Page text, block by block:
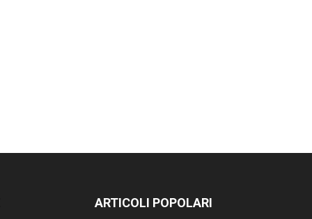
ARTICOLI POPOLARI